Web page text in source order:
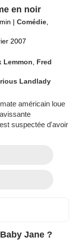
en noir
| Comédie
2007
Lemmon
Fred
Landlady
américain loue
suspectée d'avoir
Jane ?